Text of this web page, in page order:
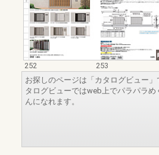
252
253
お探しのページは「カタログビュー
タログビューではweb上でパラパラ
んになれます。